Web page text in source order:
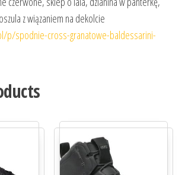
z wiązaniem na dekolcie
p/spodnie-cross-granatowe-baldessarini-